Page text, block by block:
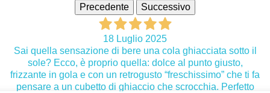
Precedente
Successivo
18 Luglio 2025
Sai quella sensazione di bere una cola ghiacciata sotto il
sole? Ecco, è proprio quella: dolce al punto giusto,
frizzante in gola e con un retrogusto “freschissimo” che ti fa
pensare a un cubetto di ghiaccio che scrocchia. Perfetto